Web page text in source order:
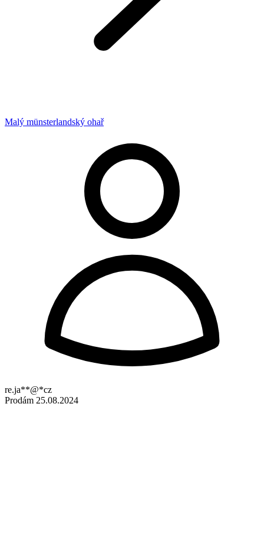
Malý münsterlandský ohař
re.ja**@*cz
Prodám 25.08.2024